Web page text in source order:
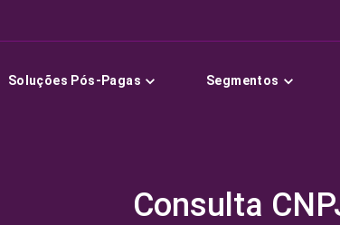
Soluções Pós-Pagas Segmentos
Consulta